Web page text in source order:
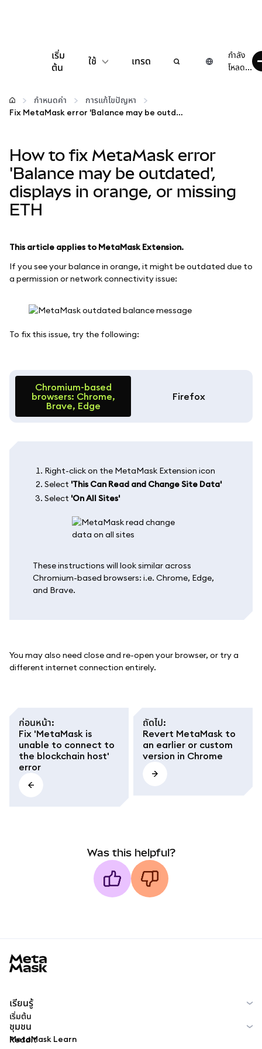
เริ่ม
ต้น
ใช้
กำหนดค่า
เว็บ 3 เพิ่มเติม
รักษาความปลอดภัย
เทรด
กำลัง
โหลด...
กำหนดค่า
การแก้ไขปัญหา
Fix MetaMask error 'Balance may be outdated', displays in orange, or missing ETH
How to fix MetaMask error
'Balance may be outdated',
displays in orange, or missing
ETH
This article applies to MetaMask Extension.
If you see your balance in orange, it might be outdated due to
a permission or network connectivity issue:
To fix this issue, try the following:
Chromium-based
browsers: Chrome,
Brave, Edge
Firefox
Right-click on the MetaMask Extension icon
Select 'This Can Read and Change Site Data'
Select 'On All Sites'
These instructions will look similar across
Chromium-based browsers: i.e. Chrome, Edge,
and Brave.
You may also need close and re-open your browser, or try a
different internet connection entirely.
ก่อนหน้า:
Fix 'MetaMask is
unable to connect to
the blockchain host'
error
ถัดไป:
Revert MetaMask to
an earlier or custom
version in Chrome
Was this helpful?
เรียนรู้
เริ่มต้น
MetaMask Learn
ชุมชน
Reddit